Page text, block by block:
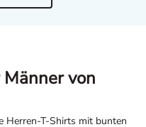
von
Herren-T-Shirts mit bunten